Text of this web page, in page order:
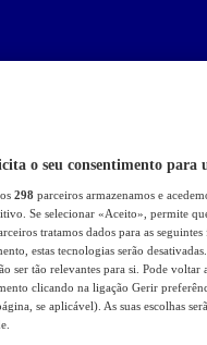
o seu consentimento para
298 parceiros armazenamos e
Se selecionar «Aceito», permite
tratamos dados para as
estas tecnologias serão
ser tão relevantes para si. Pode voltar
clicando na ligação Gerir
se aplicável). As suas escolhas